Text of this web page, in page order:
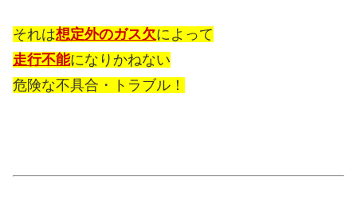
それは想定外のガス欠によって
走行不能になりかねない
危険な不具合・トラブル！